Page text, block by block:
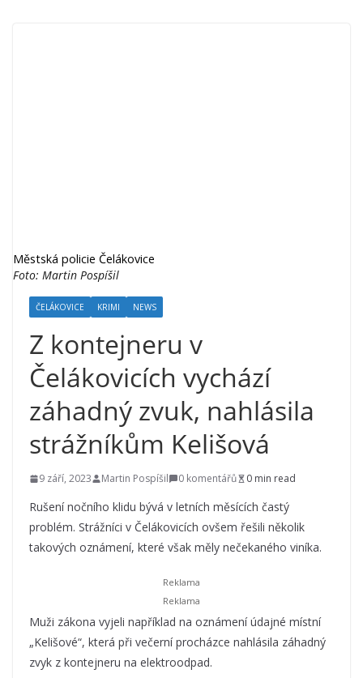
Městská policie Čelákovice
Foto: Martin Pospíšil
ČELÁKOVICE KRIMI NEWS
Z kontejneru v
Čelákovicích vychází
záhadný zvuk, nahlásila
strážníkům Kelišová
9 září, 2023 Martin Pospíšil 0 komentářů 0 min read
Rušení nočního klidu bývá v letních měsících častý
problém. Strážníci v Čelákovicích ovšem řešili několik
takových oznámení, které však měly nečekaného viníka.
Muži zákona vyjeli například na oznámení údajné místní
„Kelišové“, která při večerní procházce nahlásila záhadný
zvyk z kontejneru na elektroodpad.